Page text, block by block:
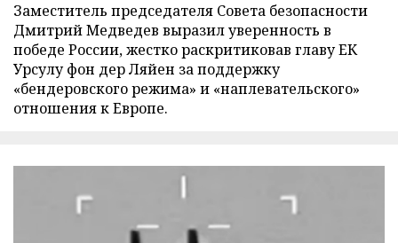
Заместитель председателя Совета безопасности
Дмитрий Медведев выразил уверенность в
победе России, жестко раскритиковав главу ЕК
Урсулу фон дер Ляйен за поддержку
«бендеровского режима» и «наплевательского»
отношения к Европе.